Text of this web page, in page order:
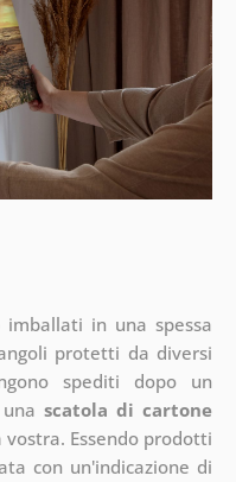
in una spessa
protetti da diversi
spediti dopo un
unascatola di cartone
Essendo prodotti
con un'indicazione di